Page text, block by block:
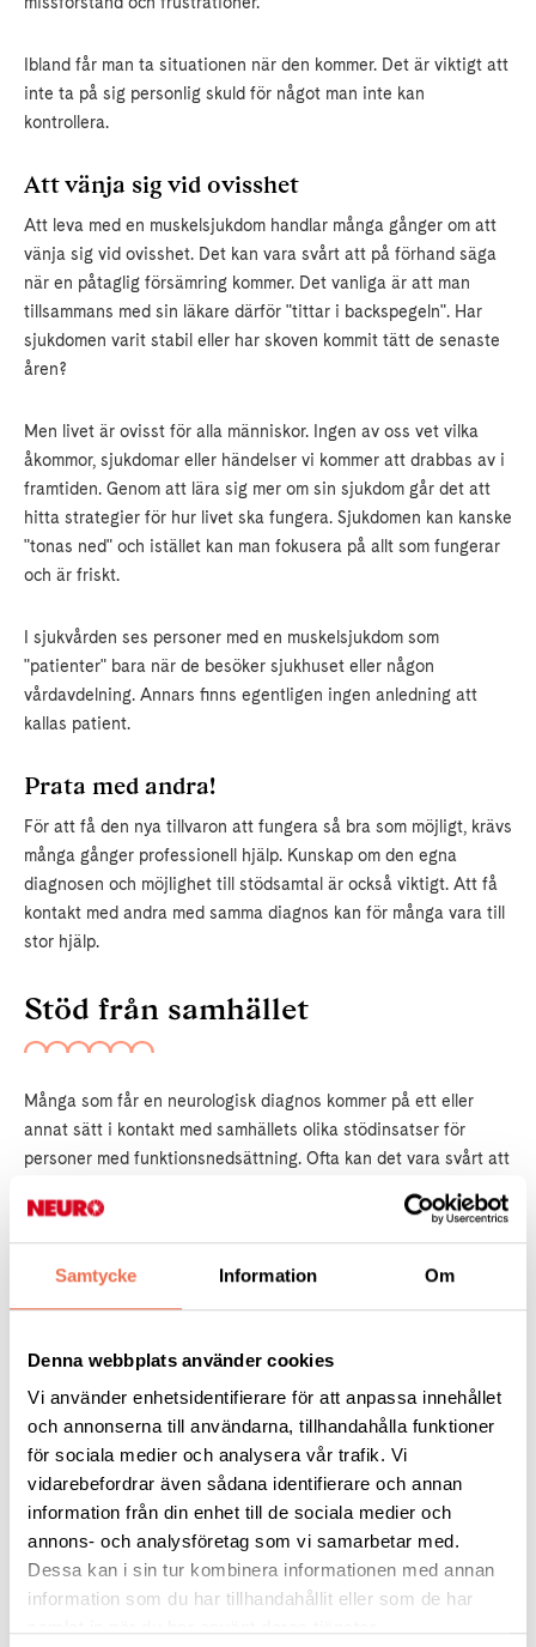
Samtycke Information Om
Denna webbplats använder cookies
Vi använder enhetsidentifierare för att anpassa innehållet
och annonserna till användarna, tillhandahålla funktioner
för sociala medier och analysera vår trafik. Vi
vidarebefordrar även sådana identifierare och annan
information från din enhet till de sociala medier och
annons- och analysföretag som vi samarbetar med.
Dessa kan i sin tur kombinera informationen med annan
information som du har tillhandahållit eller som de har
Ibland får man ta situationen när den kommer. Det är viktigt att
inte ta på sig personlig skuld för något man inte kan
kontrollera.
Att vänja sig vid ovisshet
Att leva med en muskelsjukdom handlar många gånger om att
vänja sig vid ovisshet. Det kan vara svårt att på förhand säga
när en påtaglig försämring kommer. Det vanliga är att man
tillsammans med sin läkare därför "tittar i backspegeln". Har
sjukdomen varit stabil eller har skoven kommit tätt de senaste
åren?
Men livet är ovisst för alla människor. Ingen av oss vet vilka
åkommor, sjukdomar eller händelser vi kommer att drabbas av i
framtiden. Genom att lära sig mer om sin sjukdom går det att
hitta strategier för hur livet ska fungera. Sjukdomen kan kanske
"tonas ned" och istället kan man fokusera på allt som fungerar
och är friskt.
I sjukvården ses personer med en muskelsjukdom som
"patienter" bara när de besöker sjukhuset eller någon
vårdavdelning. Annars finns egentligen ingen anledning att
kallas patient.
Prata med andra!
För att få den nya tillvaron att fungera så bra som möjligt, krävs
många gånger professionell hjälp. Kunskap om den egna
diagnosen och möjlighet till stödsamtal är också viktigt. Att få
kontakt med andra med samma diagnos kan för många vara till
stor hjälp.
Stöd från samhället
Många som får en neurologisk diagnos kommer på ett eller
annat sätt i kontakt med samhällets olika stödinsatser för
personer med funktionsnedsättning. Ofta kan det vara svårt att
detta stöd ska ges. En kurator i ditt NMD-team eller på
vårdcentralen kan vara en lämplig person för detta.
Livsomställning - en riskfaktor
får en allvarlig neurologisk diagnos, kan vara början på psykisk
ohälsa som i värsta fall kan leda till självmord. Föreningen Mind
driver Självmordslinjen där hjälp finns att få för den som har
det tufft.
Stöd från Neuroförbundet